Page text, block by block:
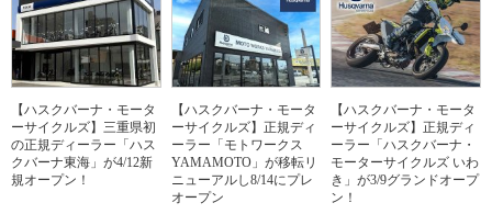
【ハスクバーナ・モータ
ーサイクルズ】三重県初
の正規ディーラー「ハス
クバーナ東海」が4/12新
規オープン！
【ハスクバーナ・モータ
ーサイクルズ】正規ディ
ーラー「モトワークス
YAMAMOTO」が移転リ
ニューアルし8/14にプレ
オープン
【ハスクバーナ・モータ
ーサイクルズ】正規ディ
ーラー「ハスクバーナ・
モーターサイクルズ いわ
き」が3/9グランドオープ
ン！